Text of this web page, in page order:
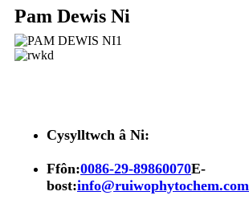
Pam Dewis Ni
Cysylltwch â Ni:
Ffôn:0086-29-89860070E-
bost:info@ruiwophytochem.com